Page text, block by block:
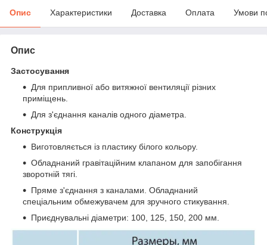
Опис Характеристики Доставка Оплата Умови
Опис
Застосування
Для припливної або витяжної вентиляції різних
приміщень.
Для з'єднання каналів одного діаметра.
Конструкція
Виготовляється із пластику білого кольору.
Обладнаний гравітаційним клапаном для запобігання
зворотній тягі.
Пряме з'єднання з каналами. Обладнаний
спеціальним обмежувачем для зручного стикування.
Приєднувальні діаметри: 100, 125, 150, 200 мм.